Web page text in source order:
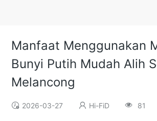
Manfaat Menggunakan
Bunyi Putih Mudah Alih
Melancong
2026-03-27 Hi-FiD 81